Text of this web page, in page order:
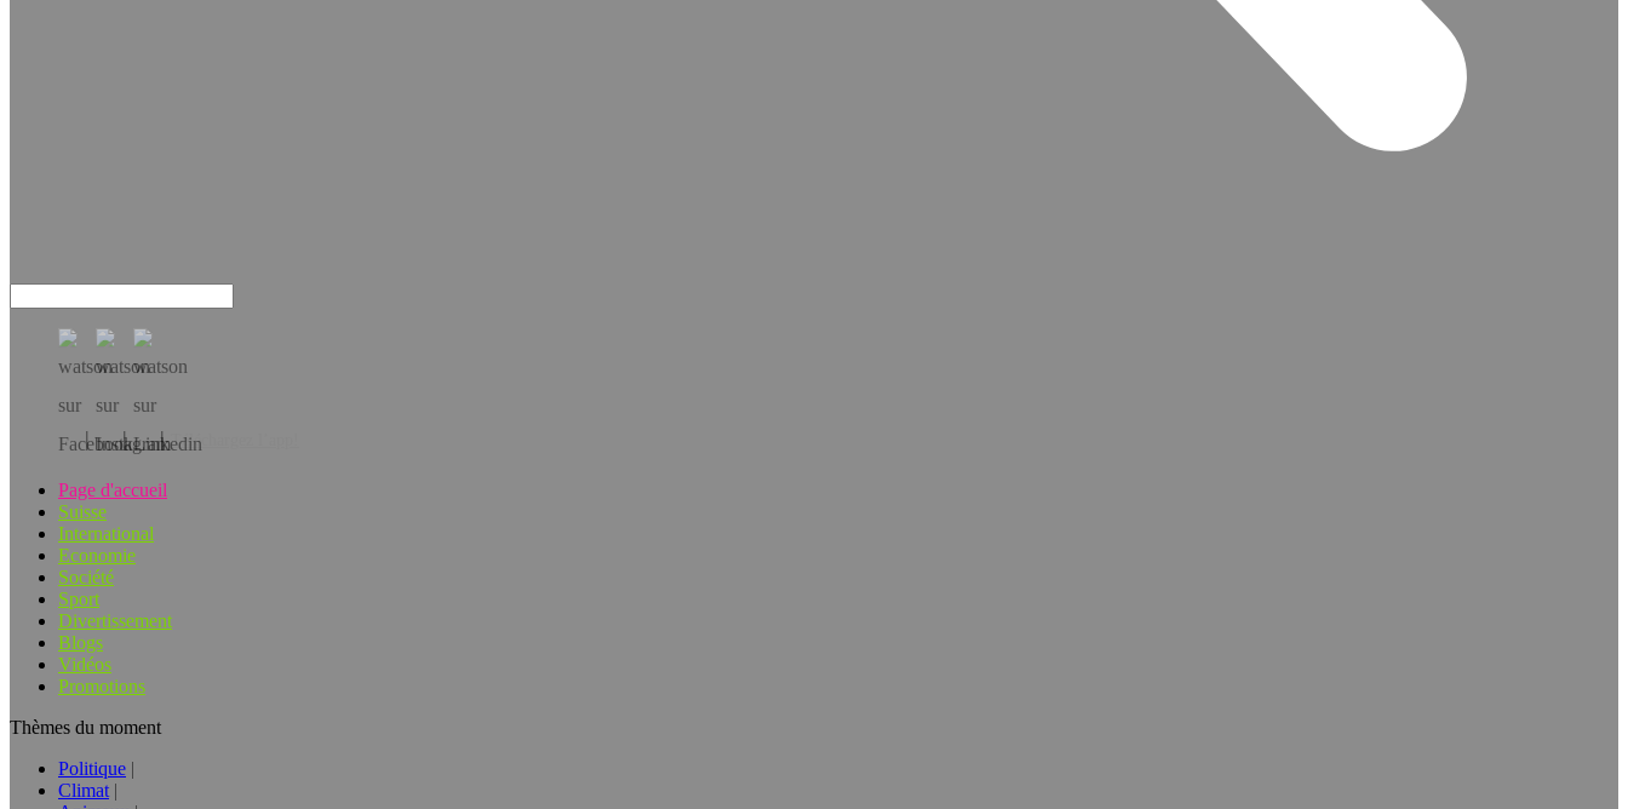
Téléchargez l’app!
Page d'accueil
Suisse
International
Economie
Société
Sport
Divertissement
Blogs
Vidéos
Promotions
Thèmes du moment
Politique
Climat